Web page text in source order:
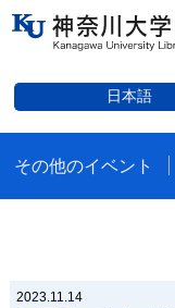
日本語
その他のイベント
2023.11.14